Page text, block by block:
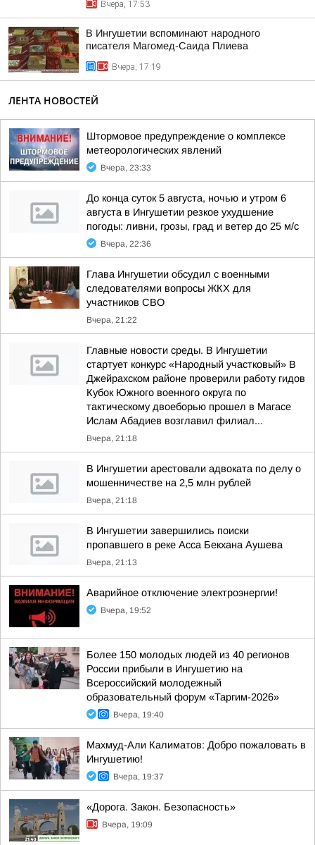
Вчера, 17:53
В Ингушетии вспоминают народного
писателя Магомед-Саида Плиева
Вчера, 17:19
ЛЕНТА НОВОСТЕЙ
Штормовое предупреждение о комплексе
метеорологических явлений
Вчера, 23:33
До конца суток 5 августа, ночью и утром 6
августа в Ингушетии резкое ухудшение
погоды: ливни, грозы, град и ветер до 25 м/с
Вчера, 22:36
Глава Ингушетии обсудил с военными
следователями вопросы ЖКХ для
участников СВО
Вчера, 21:22
Главные новости среды. В Ингушетии
стартует конкурс «Народный участковый» В
Джейрахском районе проверили работу гидов
Кубок Южного военного округа по
тактическому двоеборью прошел в Магасе
Ислам Абадиев возглавил филиал...
Вчера, 21:18
В Ингушетии арестовали адвоката по делу о
мошенничестве на 2,5 млн рублей
Вчера, 21:18
В Ингушетии завершились поиски
пропавшего в реке Асса Бекхана Аушева
Вчера, 21:13
Аварийное отключение электроэнергии!
Вчера, 19:52
Более 150 молодых людей из 40 регионов
России прибыли в Ингушетию на
Всероссийский молодежный
образовательный форум «Таргим-2026»
Вчера, 19:40
Махмуд-Али Калиматов: Добро пожаловать в
Ингушетию!
Вчера, 19:37
«Дорога. Закон. Безопасность»
Вчера, 19:09